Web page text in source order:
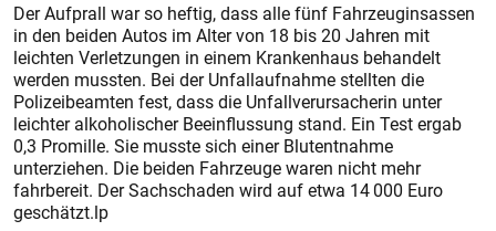
Der Aufprall war so heftig, dass alle fünf Fahrzeuginsassen
in den beiden Autos im Alter von 18 bis 20 Jahren mit
leichten Verletzungen in einem Krankenhaus behandelt
werden mussten. Bei der Unfallaufnahme stellten die
Polizeibeamten fest, dass die Unfallverursacherin unter
leichter alkoholischer Beeinflussung stand. Ein Test ergab
0,3 Promille. Sie musste sich einer Blutentnahme
unterziehen. Die beiden Fahrzeuge waren nicht mehr
fahrbereit. Der Sachschaden wird auf etwa 14 000 Euro
geschätzt.lp